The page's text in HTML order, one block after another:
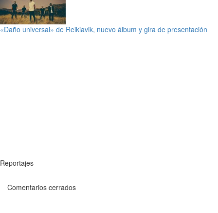
«Daño universal» de Reikiavik, nuevo álbum y gira de presentación
Reportajes
Comentarios cerrados